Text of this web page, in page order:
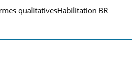
qualitativesHabilitation BR